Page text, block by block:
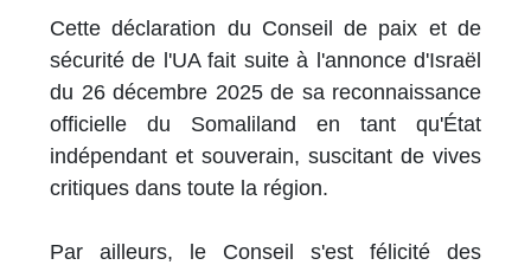
Cette déclaration du Conseil de paix et de
sécurité de l'UA fait suite à l'annonce d'Israël
du 26 décembre 2025 de sa reconnaissance
officielle du Somaliland en tant qu'État
indépendant et souverain, suscitant de vives
critiques dans toute la région.
Par ailleurs, le Conseil s'est félicité des